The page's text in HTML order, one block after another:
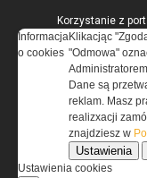
Korzystanie z
z
przez Grupa
0000537655,
(zwana dalej
Przeczytaj
Informacja
o cookies
Klikacjąc
"Odmowa"
Dane są
reklam. Masz
realizxacji
znajdziesz w
Ustawienia
Ustawienia cookies